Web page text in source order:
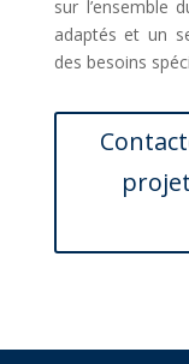
sur l’ensemble
adaptés et un
des besoins